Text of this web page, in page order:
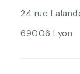
24 rue
69006 Lyon